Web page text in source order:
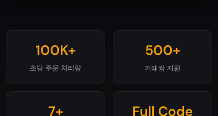
100K+
초당 주문 처리량
500+
거래쌍 지원
7+ Full Code